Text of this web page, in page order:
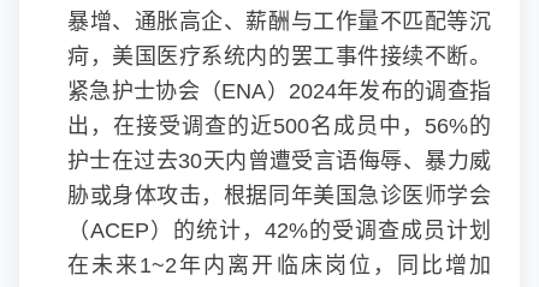
暴增、通胀高企、薪酬与工作量不匹配等沉
疴，美国医疗系统内的罢工事件接续不断。
紧急护士协会（ENA）2024年发布的调查指
出，在接受调查的近500名成员中，56%的
护士在过去30天内曾遭受言语侮辱、暴力威
胁或身体攻击，根据同年美国急诊医师学会
（ACEP）的统计，42%的受调查成员计划
在未来1~2年内离开临床岗位，同比增加